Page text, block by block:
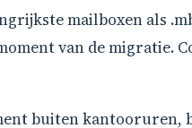
mailboxen als
van de migratie.
buiten kantooruren,